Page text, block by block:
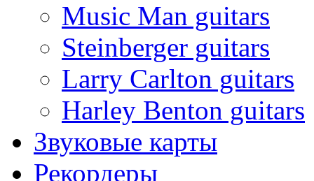
Music Man guitars
Steinberger guitars
Larry Carlton guitars
Harley Benton guitars
Звуковые карты
Рекордеры